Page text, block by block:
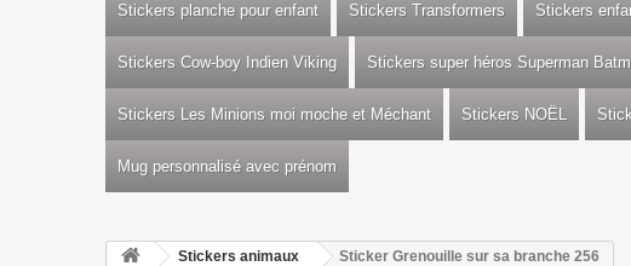
Stickers planche pour enfant Stickers Transformers Stickers
Stickers Cow-boy Indien Viking Stickers super héros Superman
Stickers Les Minions moi moche et Méchant Stickers NOËL
Mug personnalisé avec prénom
Stickers animaux Sticker Grenouille sur sa branche 256